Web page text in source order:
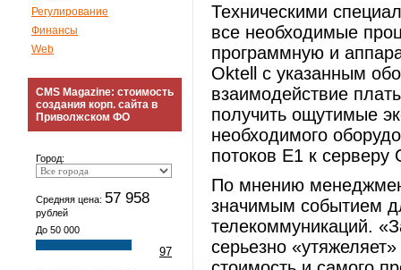
Регулирование
Финансы
Web
CMS Magazine: стоимость
создания корп. сайта в
Приволжском ФО
Город:
Средняя цена: 57 958
рублей
До 50 000
97
Техническими
все необходимые
программную и
Oktell с указанным
взаимодействие
получить ощутимые
необходимого
потоков E1 к серверу
По мнению
значимым событием
телекоммуникаций.
серьезно